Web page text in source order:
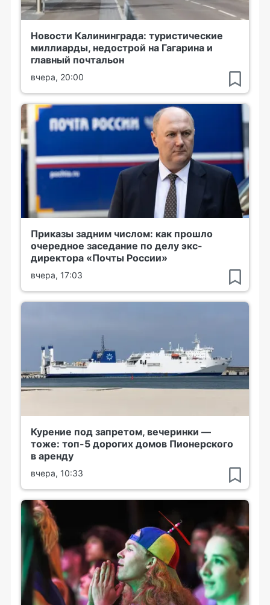
Новости Калининграда: туристические
миллиарды, недострой на Гагарина и
главный почтальон
вчера, 20:00
Приказы задним числом: как прошло
очередное заседание по делу экс-
директора «Почты России»
вчера, 17:03
Курение под запретом, вечеринки —
тоже: топ-5 дорогих домов Пионерского
в аренду
вчера, 10:33